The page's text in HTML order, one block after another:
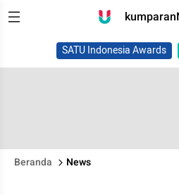
SATU Indonesia Awards
Beranda News